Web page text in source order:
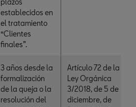
plazos
establecidos en
el tratamiento
“Clientes
finales”.
3 años desde la
formalización
de la queja o la
resolución del
Artículo 72 de la
Ley Orgánica
3/2018, de 5 de
diciembre, de